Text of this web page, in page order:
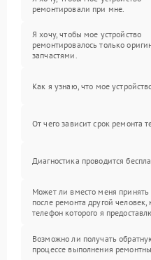
ремонтировали при мне.
Я хочу, чтобы мое устройство
ремонтировалось только
запчастями.
Как я узнаю, что мое
От чего зависит срок ремонта
Диагностика проводится
Может ли вместо меня принять
после ремонта другой человек,
телефон которого я
Возможно ли получать
процессе выполнения